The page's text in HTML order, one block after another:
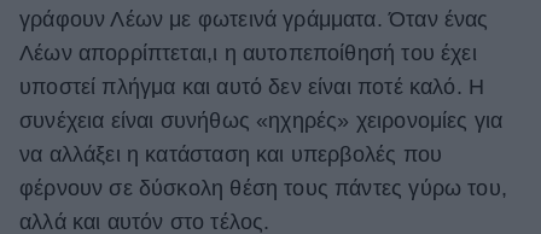
γράφουν Λέων με φωτεινά γράμματα. Όταν ένας
Λέων απορρίπτεται,ι η αυτοπεποίθησή του έχει
υποστεί πλήγμα και αυτό δεν είναι ποτέ καλό. Η
συνέχεια είναι συνήθως «ηχηρές» χειρονομίες για
να αλλάξει η κατάσταση και υπερβολές που
φέρνουν σε δύσκολη θέση τους πάντες γύρω του,
αλλά και αυτόν στο τέλος.